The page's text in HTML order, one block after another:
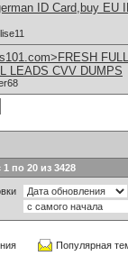
ID Card,buy EU
LEADS CVV DUMPS
по 20 из 3428
Популярная